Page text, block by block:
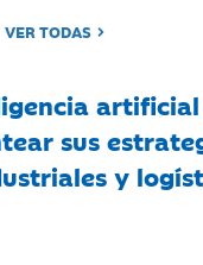
VER TODAS
sus
y